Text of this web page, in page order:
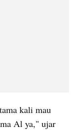
kali mau
Al ya," ujar